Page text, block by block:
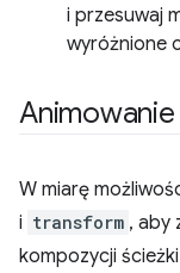
i przesuwaj
wyróżnione
W miarę
i transform , aby
kompozycji